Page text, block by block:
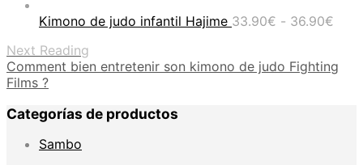
Kimono de judo infantil Hajime 33.90€ - 36.90€
Next Reading
Comment bien entretenir son kimono de judo Fighting
Films ?
Categorías de productos
Sambo